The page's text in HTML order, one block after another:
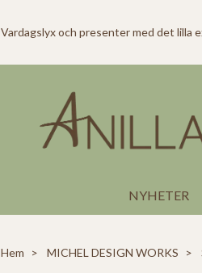
Vardagslyx och presenter med det lilla
NYHETER
Hem MICHEL DESIGN WORKS